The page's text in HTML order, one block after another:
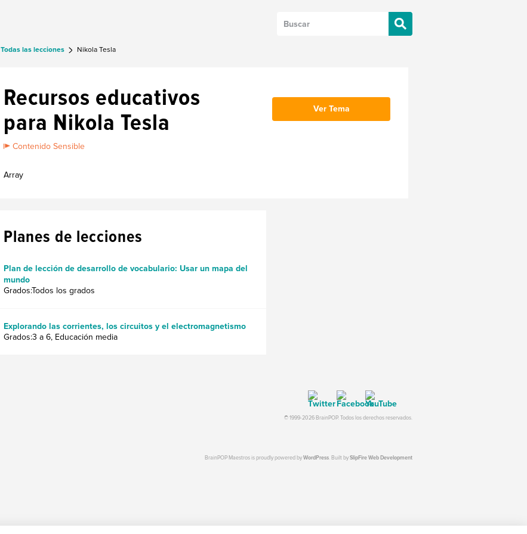
Todas las lecciones Nikola Tesla
Recursos educativos
para Nikola Tesla
Contenido Sensible
Array
Ver Tema
Planes de lecciones
Plan de lección de desarrollo de vocabulario: Usar un mapa del
mundo
Grados:Todos los grados
Explorando las corrientes, los circuitos y el electromagnetismo
Grados:3 a 6, Educación media
© 1999-2026 BrainPOP. Todos los derechos reservados.
BrainPOP Maestros is proudly powered byWordPress. Built bySlipFire Web Development